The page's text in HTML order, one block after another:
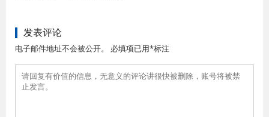
发表评论
电子邮件地址不会被公开。 必填项已用*标注